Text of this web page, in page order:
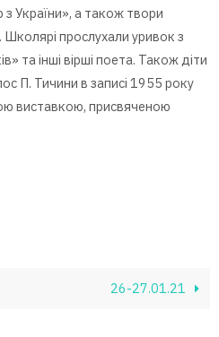
з України», а також твори
прослухали уривок з
та інші вірші поета. Також діти
П. Тичини в записі 1955 року
виставкою, присвяченою
26-27.01.21